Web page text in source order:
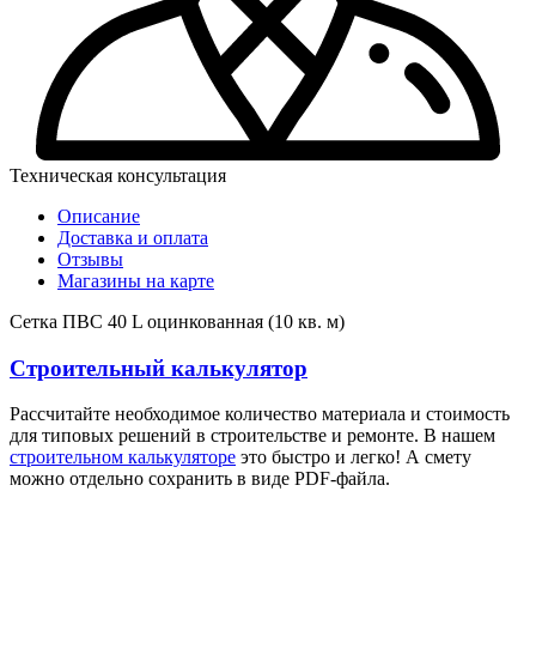
Техническая консультация
Описание
Доставка и оплата
Отзывы
Магазины на карте
Сетка ПВС 40 L оцинкованная (10 кв. м)
Строительный калькулятор
Рассчитайте необходимое количество материала и стоимость
для типовых решений в строительстве и ремонте. В нашем
строительном калькуляторе это быстро и легко! А смету
можно отдельно сохранить в виде PDF-файла.